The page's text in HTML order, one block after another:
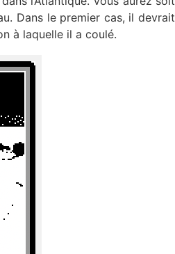
Dans le premier cas, il devrait
à laquelle il a coulé.